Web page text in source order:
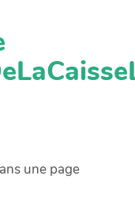
une page